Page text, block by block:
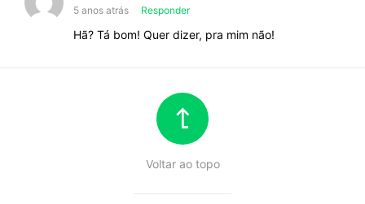
5 anos atrás Responder
Hã? Tá bom! Quer dizer, pra mim não!
Voltar ao topo